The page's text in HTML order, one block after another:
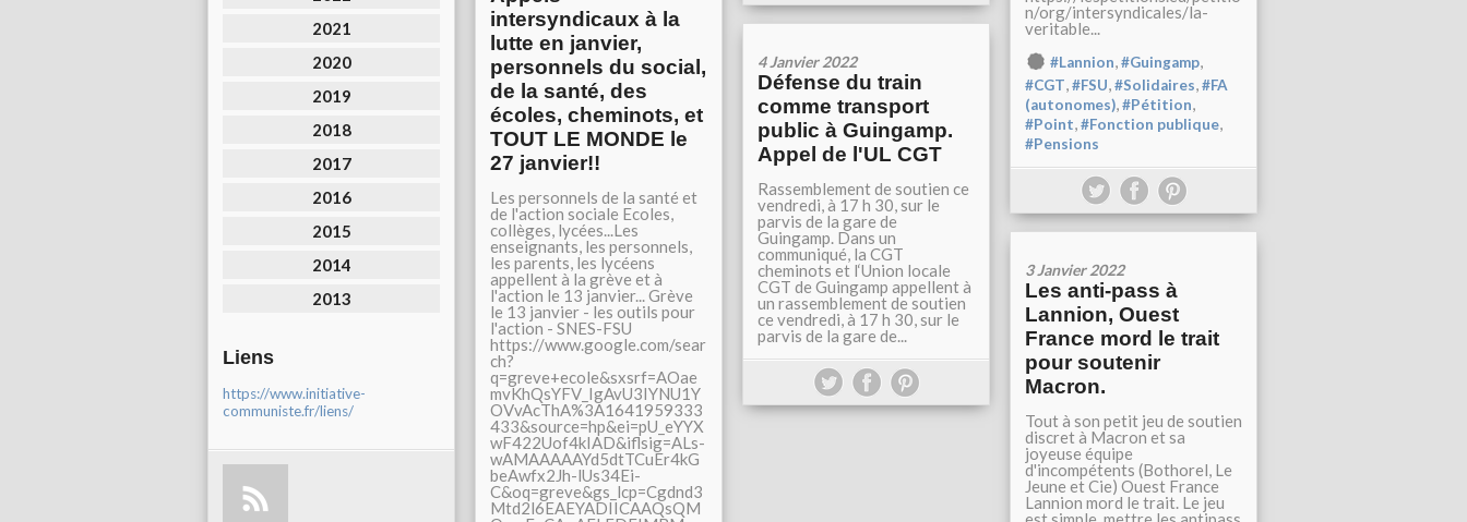
2021
2020
2019
2018
2017
2016
2015
2014
2013
Liens
https://www.initiative-
communiste.fr/liens/
n/org/intersyndicales/la-
veritable...
#Lannion,#Guingamp,
#CGT,#FSU,#Solidaires,#FA
(autonomes),#Pétition,
#Point,#Fonction publique,
#Pensions
intersyndicaux à la
lutte en janvier,
personnels du social,
de la santé, des
écoles, cheminots, et
TOUT LE MONDE le
27 janvier!!
Les personnels de la santé et
de l'action sociale Ecoles,
collèges, lycées...Les
enseignants, les personnels,
les parents, les lycéens
appellent à la grève et à
l'action le 13 janvier... Grève
le 13 janvier - les outils pour
l'action - SNES-FSU
https://www.google.com/sear
ch?
q=greve+ecole&sxsrf=AOae
mvKhQsYFV_IgAvU3IYNU1Y
OVvAcThA%3A1641959333
433&source=hp&ei=pU_eYYX
wF422Uof4kIAD&iflsig=ALs-
wAMAAAAAYd5dtTCuEr4kG
beAwfx2Jh-lUs34Ei-
C&oq=greve&gs_lcp=Cgdnd3
Mtd2l6EAEYADIICAAQsQM
4 Janvier 2022
Défense du train
comme transport
public à Guingamp.
Appel de l'UL CGT
Rassemblement de soutien ce
vendredi, à 17 h 30, sur le
parvis de la gare de
Guingamp. Dans un
communiqué, la CGT
cheminots et l‘Union locale
CGT de Guingamp appellent à
un rassemblement de soutien
ce vendredi, à 17 h 30, sur le
parvis de la gare de...
3 Janvier 2022
Les anti-pass à
Lannion, Ouest
France mord le trait
pour soutenir
Macron.
Tout à son petit jeu de soutien
discret à Macron et sa
joyeuse équipe
d'incompétents (Bothorel, Le
Jeune et Cie) Ouest France
Lannion mord le trait. Le jeu